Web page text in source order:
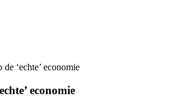
‘echte’ economie
economie